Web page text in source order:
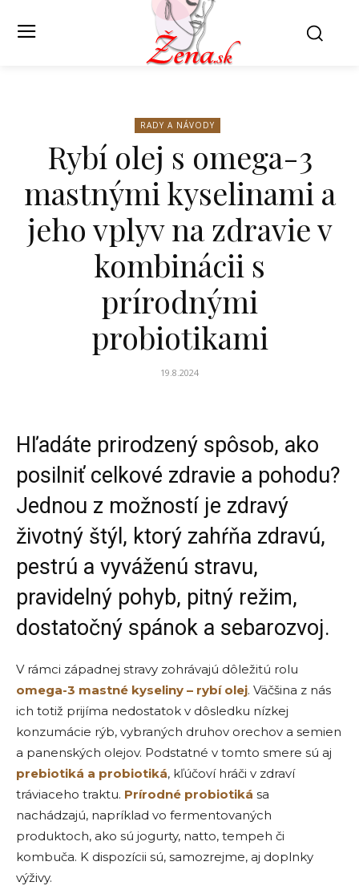
RADY A NÁVODY
Rybí olej s omega-3
mastnými kyselinami a
jeho vplyv na zdravie v
kombinácii s
prírodnými
probiotikami
19.8.2024
Hľadáte prirodzený spôsob, ako
posilniť celkové zdravie a pohodu?
Jednou z možností je zdravý
životný štýl, ktorý zahŕňa zdravú,
pestrú a vyváženú stravu,
pravidelný pohyb, pitný režim,
dostatočný spánok a sebarozvoj.
V rámci západnej stravy zohrávajú dôležitú rolu
omega-3 mastné kyseliny – rybí olej. Väčšina z nás
ich totiž prijíma nedostatok v dôsledku nízkej
konzumácie rýb, vybraných druhov orechov a semien
a panenských olejov. Podstatné v tomto smere sú aj
prebiotiká a probiotiká, kľúčoví hráči v zdraví
tráviaceho traktu. Prírodné probiotiká sa
nachádzajú, napríklad vo fermentovaných
produktoch, ako sú jogurty, natto, tempeh či
kombuča. K dispozícii sú, samozrejme, aj doplnky
výživy.